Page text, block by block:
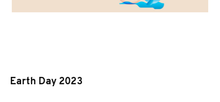
Earth Day 2023